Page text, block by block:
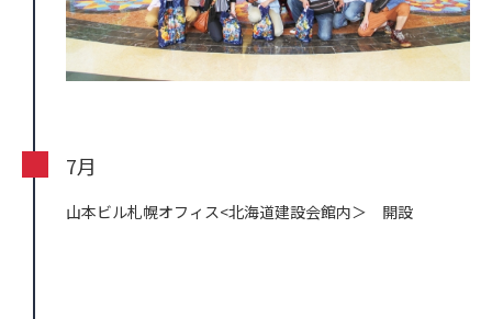
7月
山本ビル札幌オフィス<北海道建設会館内＞ 開設